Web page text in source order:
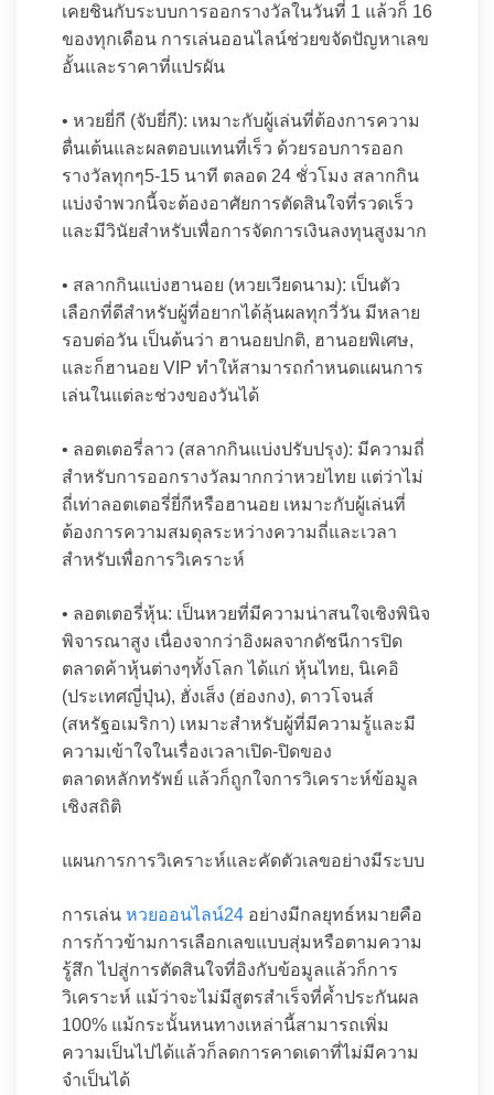
เคยชินกับระบบการออกรางวัลในวันที่ 1 แล้วก็ 16
ของทุกเดือน การเล่นออนไลน์ช่วยขจัดปัญหาเลข
อั้นและราคาที่แปรผัน
• หวยยี่กี (จับยี่กี): เหมาะกับผู้เล่นที่ต้องการความ
ตื่นเต้นและผลตอบแทนที่เร็ว ด้วยรอบการออก
รางวัลทุกๆ5-15 นาที ตลอด 24 ชั่วโมง สลากกิน
แบ่งจำพวกนี้จะต้องอาศัยการตัดสินใจที่รวดเร็ว
และมีวินัยสำหรับเพื่อการจัดการเงินลงทุนสูงมาก
• สลากกินแบ่งฮานอย (หวยเวียดนาม): เป็นตัว
เลือกที่ดีสำหรับผู้ที่อยากได้ลุ้นผลทุกวี่วัน มีหลาย
รอบต่อวัน เป็นต้นว่า ฮานอยปกติ, ฮานอยพิเศษ,
และก็ฮานอย VIP ทำให้สามารถกำหนดแผนการ
เล่นในแต่ละช่วงของวันได้
• ลอตเตอรี่ลาว (สลากกินแบ่งปรับปรุง): มีความถี่
สำหรับการออกรางวัลมากกว่าหวยไทย แต่ว่าไม่
ถี่เท่าลอตเตอรี่ยี่กีหรือฮานอย เหมาะกับผู้เล่นที่
ต้องการความสมดุลระหว่างความถี่และเวลา
สำหรับเพื่อการวิเคราะห์
• ลอตเตอรี่หุ้น: เป็นหวยที่มีความน่าสนใจเชิงพินิจ
พิจารณาสูง เนื่องจากว่าอิงผลจากดัชนีการปิด
ตลาดค้าหุ้นต่างๆทั้งโลก ได้แก่ หุ้นไทย, นิเคอิ
(ประเทศญี่ปุ่น), ฮั่งเส็ง (ฮ่องกง), ดาวโจนส์
(สหรัฐอเมริกา) เหมาะสำหรับผู้ที่มีความรู้และมี
ความเข้าใจในเรื่องเวลาเปิด-ปิดของ
ตลาดหลักทรัพย์ แล้วก็ถูกใจการวิเคราะห์ข้อมูล
เชิงสถิติ
แผนการการวิเคราะห์และคัดตัวเลขอย่างมีระบบ
การเล่น หวยออนไลน์24 อย่างมีกลยุทธ์หมายคือ
การก้าวข้ามการเลือกเลขแบบสุ่มหรือตามความ
รู้สึก ไปสู่การตัดสินใจที่อิงกับข้อมูลแล้วก็การ
วิเคราะห์ แม้ว่าจะไม่มีสูตรสำเร็จที่ค้ำประกันผล
100% แม้กระนั้นหนทางเหล่านี้สามารถเพิ่ม
ความเป็นไปได้แล้วก็ลดการคาดเดาที่ไม่มีความ
จำเป็นได้